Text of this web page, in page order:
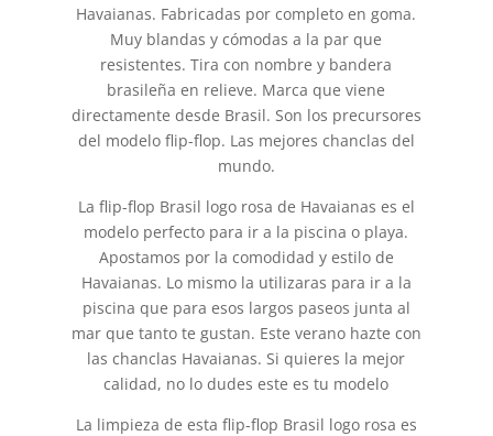
Havaianas. Fabricadas por completo en goma.
Muy blandas y cómodas a la par que
resistentes. Tira con nombre y bandera
brasileña en relieve. Marca que viene
directamente desde Brasil. Son los precursores
del modelo flip-flop. Las mejores chanclas del
mundo.
La flip-flop Brasil logo rosa de Havaianas es el
modelo perfecto para ir a la piscina o playa.
Apostamos por la comodidad y estilo de
Havaianas. Lo mismo la utilizaras para ir a la
piscina que para esos largos paseos junta al
mar que tanto te gustan. Este verano hazte con
las chanclas Havaianas. Si quieres la mejor
calidad, no lo dudes este es tu modelo
La limpieza de esta flip-flop Brasil logo rosa es